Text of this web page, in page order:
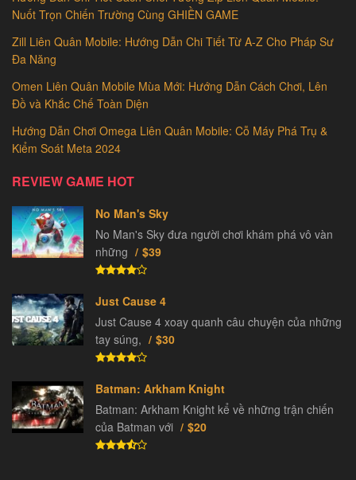
Nuốt Trọn Chiến Trường Cùng GHIỀN GAME
Zill Liên Quân Mobile: Hướng Dẫn Chi Tiết Từ A-Z Cho Pháp Sư
Đa Năng
Omen Liên Quân Mobile Mùa Mới: Hướng Dẫn Cách Chơi, Lên
Đồ và Khắc Chế Toàn Diện
Hướng Dẫn Chơi Omega Liên Quân Mobile: Cỗ Máy Phá Trụ &
Kiểm Soát Meta 2024
REVIEW GAME HOT
No Man's Sky
No Man's Sky đưa người chơi khám phá vô vàn
những
$39
Just Cause 4
Just Cause 4 xoay quanh câu chuyện của những
tay súng,
$30
Batman: Arkham Knight
Batman: Arkham Knight kể về những trận chiến
của Batman với
$20